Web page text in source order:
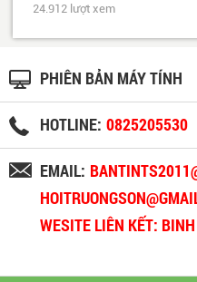
24.912 lượt xem
PHIÊN BẢN MÁY TÍNH
HOTLINE: 0825205530
EMAIL:
WESITE LIÊN KẾT: